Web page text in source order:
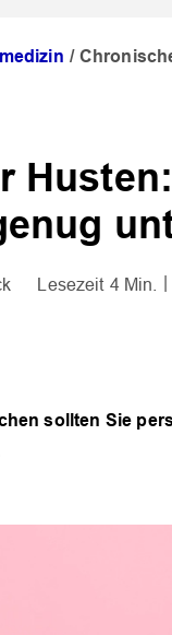
4 Min.
sollten Sie